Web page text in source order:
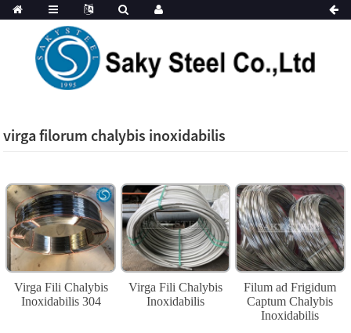
virga filorum chalybis inoxidabilis
Virga Fili Chalybis
Inoxidabilis 304
Virga Fili Chalybis
Inoxidabilis
Filum ad Frigidum
Captum Chalybis
Inoxidabilis